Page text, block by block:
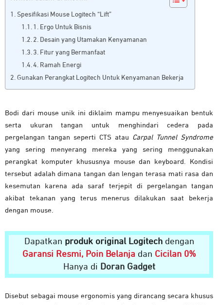
Spesifikasi Mouse Logitech “Lift”
1. Ergo Untuk Bisnis
2. Desain yang Utamakan Kenyamanan
3. Fitur yang Bermanfaat
4. Ramah Energi
Gunakan Perangkat Logitech Untuk Kenyamanan Bekerja
Bodi dari mouse unik ini diklaim mampu menyesuaikan bentuk
serta ukuran tangan untuk menghindari cedera pada
pergelangan tangan seperti CTS atau Carpal Tunnel Syndrome
yang sering menyerang mereka yang sering menggunakan
perangkat komputer khususnya mouse dan keyboard. Kondisi
tersebut adalah dimana tangan dan lengan terasa mati rasa dan
kesemutan karena ada saraf terjepit di pergelangan tangan
akibat tekanan yang terus menerus dilakukan saat bekerja
dengan mouse.
Dapatkan produk original Logitechdengan
Garansi Resmi, Poin Belanjadan Cicilan 0%
Hanya di Doran Gadget
Disebut sebagai mouse ergonomis yang dirancang secara khusus